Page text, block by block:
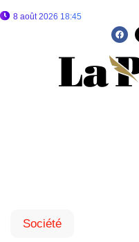
8 août 2026 18:45
Société